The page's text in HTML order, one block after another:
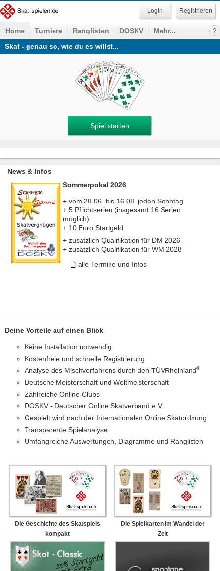
Registrieren
Home Turniere Ranglisten DOSKV
Mehr...
Skat - genau so, wie du es willst...
Spiel starten
News & Infos
Sommerpokal 2026
+ vom 28.06. bis 16.08. jeden Sonntag
+ 5 Pflichtserien (insgesamt 16 Serien
möglich)
+ 10 Euro Startgeld
+ zusätzlich Qualifikation für DM 2026
+ zusätzlich Qualifikation für WM 2028
alle Termine und Infos
Deine Vorteile auf einen Blick
Keine Installation notwendig
Kostenfreie und schnelle Registrierung
Analyse des Mischverfahrens durch den TÜVRheinland®
Deutsche Meisterschaft und Weltmeisterschaft
Zahlreiche Online-Clubs
DOSKV - Deutscher Online Skatverband e.V.
Gespielt wird nach der Internationalen Online Skatordnung
Transparente Spielanalyse
Umfangreiche Auswertungen, Diagramme und Ranglisten
Die Geschichte des Skatspiels
kompakt
Die Spielkarten im Wandel der
Zeit